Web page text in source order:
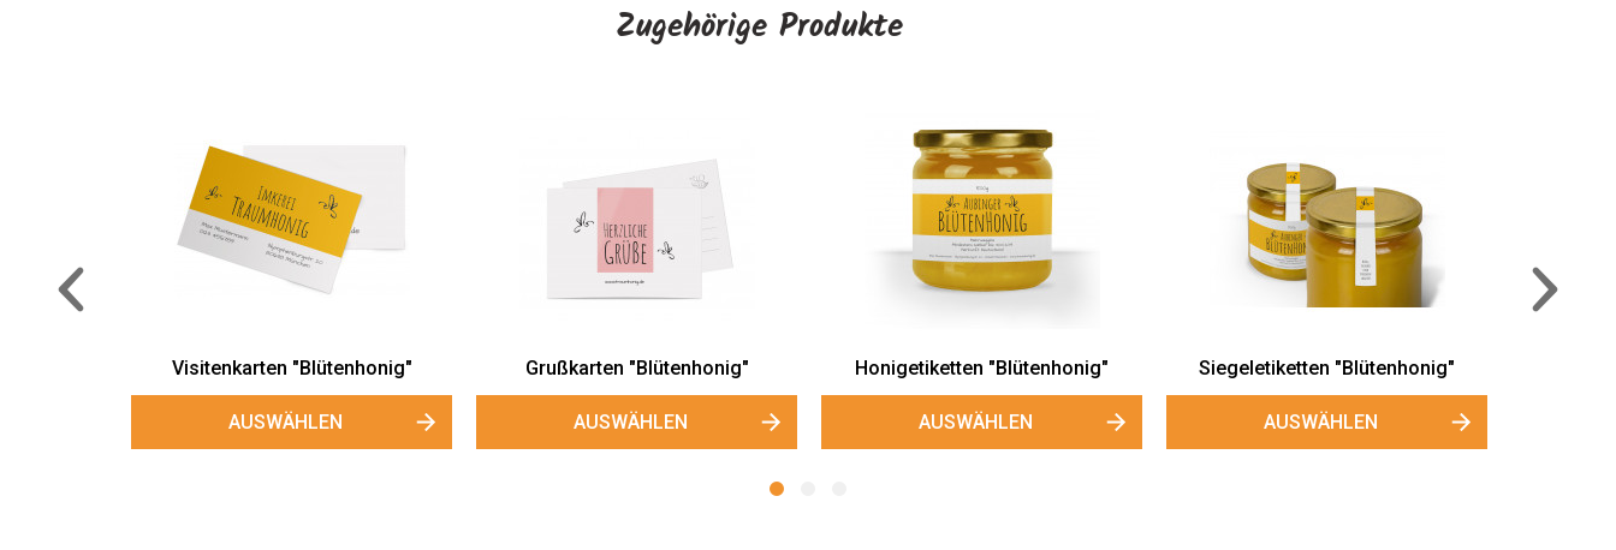
Zugehörige Produkte
Einladungskarten „Blütenhonig“
AUSWÄHLEN
Postkarten „Blütenhonig“ für Imker
AUSWÄHLEN
Kleine Honigetiketten "Blütenhonig"
AUSWÄHLEN
Große Gewährverschlüsse
"Blütenhonig"